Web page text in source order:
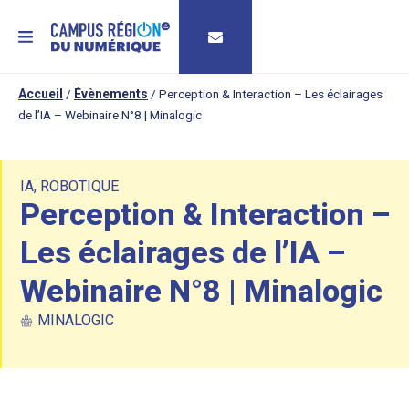
MENU
Accueil / Évènements / Perception & Interaction – Les éclairages
de l’IA – Webinaire N°8 | Minalogic
IA, ROBOTIQUE
Perception & Interaction –
Les éclairages de l’IA –
Webinaire N°8 | Minalogic
MINALOGIC